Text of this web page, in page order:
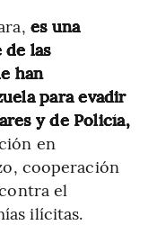
es una
las
han
para evadir
y de Policía,
en
cooperación
el
ilícitas.